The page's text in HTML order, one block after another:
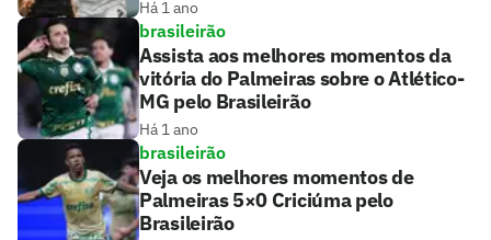
Há 1 ano
brasileirão
Assista aos melhores momentos da
vitória do Palmeiras sobre o Atlético-
MG pelo Brasileirão
Há 1 ano
brasileirão
Veja os melhores momentos de
Palmeiras 5×0 Criciúma pelo
Brasileirão